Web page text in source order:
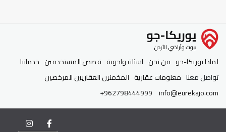
لماذا يوريكا-جو من نحن اسئلة واجوبة قصص المستخدمين خدماتنا
تواصل معنا معلومات عقارية المخمنين العقاريين المرخصين
info@eurekajo.com
+962798444999